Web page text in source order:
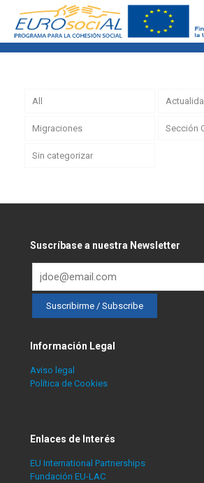
All
Migraciones Sección
Sin categorizar
Suscríbase a nuestra Newsletter
Información Legal
Aviso legal
Política de Cookies
Enlaces de Interés
EU International Partnerships
Fundación EU-LAC